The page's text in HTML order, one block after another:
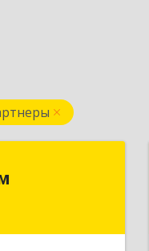
Информ
обл, Вольск г,